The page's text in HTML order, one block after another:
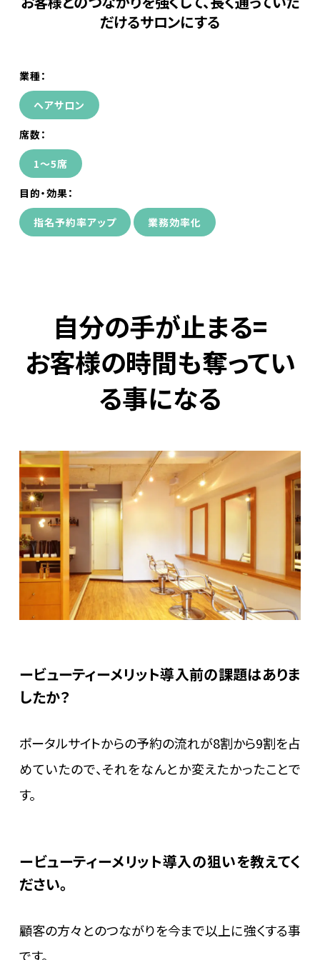
WEB予約
ヘアサロン
ネイルサロン
エステ・リラクサロン
だけるサロンにする
業種：
ヘアサロン
席数：
1〜5席
目的・効果：
指名予約率アップ 業務効率化
自分の手が止まる=
お客様の時間も奪ってい
る事になる
ビューティーメリット導入前の課題はありま
したか？
ポータルサイトからの予約の流れが8割から9割を占
めていたので、それをなんとか変えたかったことで
す。
ビューティーメリット導入の狙いを教えてく
ださい。
顧客の方々とのつながりを今まで以上に強くする事
です。